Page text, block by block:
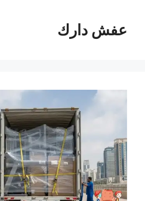
المحتوىعفش دارك